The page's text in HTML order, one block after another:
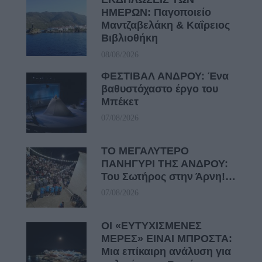
ΗΜΕΡΩΝ: Παγοποιείο
Μαντζαβελάκη & Καΐρειος
Βιβλιοθήκη
08/08/2026
ΦΕΣΤΙΒΑΛ ΑΝΔΡΟΥ: Ένα
βαθυστόχαστο έργο του
Μπέκετ
07/08/2026
ΤΟ ΜΕΓΑΛΥΤΕΡΟ
ΠΑΝΗΓΥΡΙ ΤΗΣ ΑΝΔΡΟΥ:
Του Σωτήρος στην Άρνη!…
07/08/2026
ΟΙ «ΕΥΤΥΧΙΣΜΕΝΕΣ
ΜΕΡΕΣ» ΕΙΝΑΙ ΜΠΡΟΣΤΑ:
Μια επίκαιρη ανάλυση για